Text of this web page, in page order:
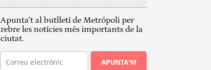
Apunta’t al butlletí de Metrópoli per
rebre les notícies més importants de la
ciutat.
APUNTA'M